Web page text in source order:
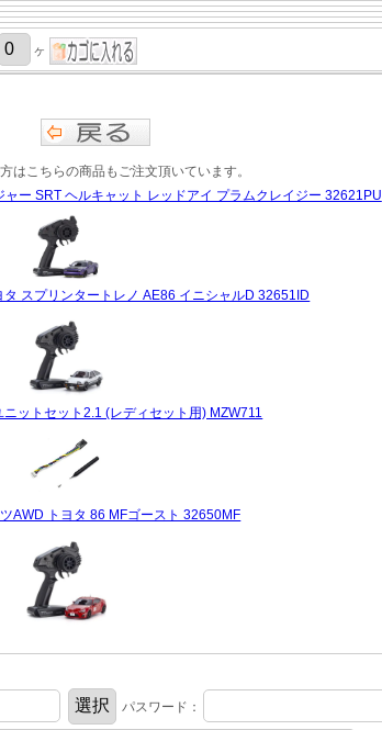
ヶ
はこちらの商品もご注文頂いています。
ー SRT ヘルキャット レッドアイ プラムクレイジー 32621PU
スプリンタートレノ AE86 イニシャルD 32651ID
ットセット2.1 (レディセット用) MZW711
AWD トヨタ 86 MFゴースト 32650MF
パスワード：